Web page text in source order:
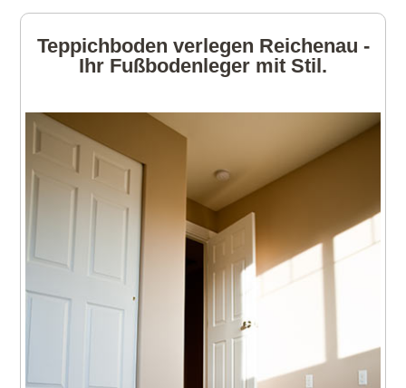
Teppichboden verlegen Reichenau -
Ihr Fußbodenleger mit Stil.